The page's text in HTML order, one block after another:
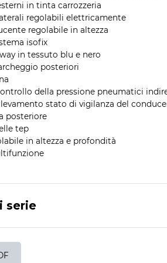
in tinta carrozzeria
regolabili elettricamente
regolabile in altezza
isofix
in tessuto blu e nero
posteriori
della pressione pneumatici
stato di vigilanza del
posteriore
tep
in altezza e profondità
serie